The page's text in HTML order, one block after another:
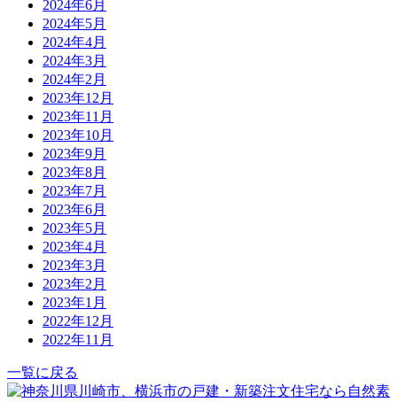
2024年6月
2024年5月
2024年4月
2024年3月
2024年2月
2023年12月
2023年11月
2023年10月
2023年9月
2023年8月
2023年7月
2023年6月
2023年5月
2023年4月
2023年3月
2023年2月
2023年1月
2022年12月
2022年11月
一覧に戻る